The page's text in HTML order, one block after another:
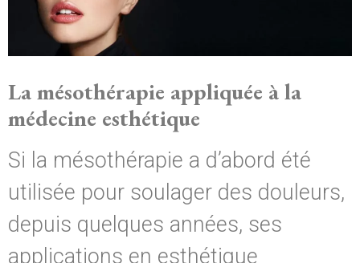
La mésothérapie appliquée à la
médecine esthétique
Si la mésothérapie a d’abord été
utilisée pour soulager des douleurs,
depuis quelques années, ses
applications en esthétique